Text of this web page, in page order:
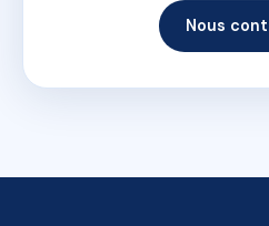
Nous